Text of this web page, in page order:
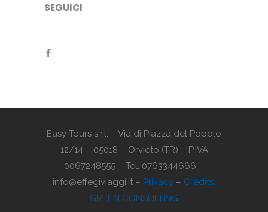
SEGUICI
Easy Tours s.r.l. – Via di Piazza del Popolo
12/14 – 05018 – Orvieto (TR) – P.IVA
0067248555 – Tel. 0763344666 –
info@effegiviaggi.it – Privacy – Credits:
GREEN CONSULTING